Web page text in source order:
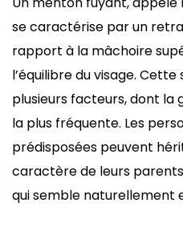
se caractérise par un
rapport à la mâchoire
l’équilibre du visage.
plusieurs facteurs, dont la
la plus fréquente. Les
prédisposées peuvent
caractère de leurs
qui semble naturellement